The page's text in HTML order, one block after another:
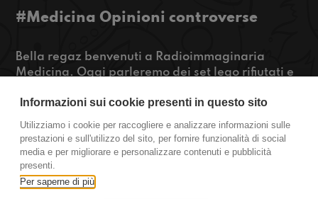
#Medicina Opinioni controverse
Bella regaz benvenuti a Radioimmaginaria
Medicina. Oggi parleremo dei set lego rifiutati e
nostre opinioni controverse
https://www.radioimmaginaria.it
Medicina
Informazioni sui cookie presenti in questo sito
Utilizziamo i cookie per raccogliere e analizzare informazioni sulle
prestazioni e sull'utilizzo del sito, per fornire funzionalità di social
media e per migliorare e personalizzare contenuti e pubblicità
presenti.
Per saperne di più